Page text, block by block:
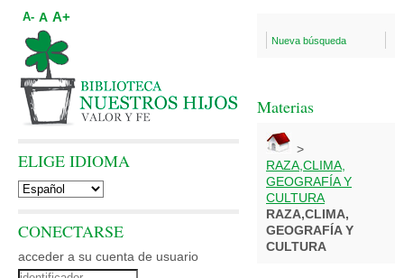
Nueva búsqueda
Materias
>
RAZA,CLIMA,
GEOGRAFÍA Y
CULTURA
RAZA,CLIMA,
GEOGRAFÍA Y
CULTURA
A- A A+
ELIGE IDIOMA
CONECTARSE
acceder a su cuenta de usuario